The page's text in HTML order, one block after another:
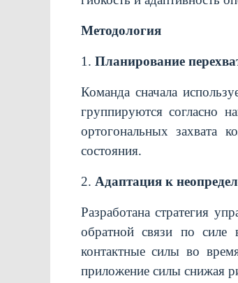
Методология
1. Планирование
Команда сначала
группируются согласно
ортогональных захвата
состояния.
2. Адаптация к
Разработана стратегия
обратной связи по силе
контактные силы во
приложение силы снижая